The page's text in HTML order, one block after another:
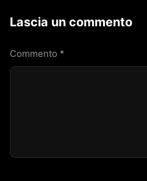
Lascia un commento
Commento *